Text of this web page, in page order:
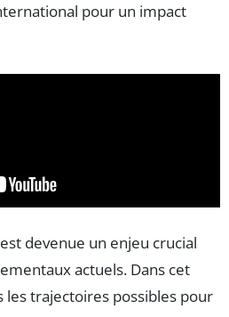
pour un impact
est devenue un enjeu crucial
actuels. Dans cet
les trajectoires possibles pour